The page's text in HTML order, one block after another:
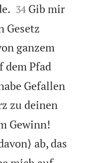


34 Gib mir
Gesetz
ganzem
dem Pfad
Gefallen
zu deinen
Gewinn!
ab, das